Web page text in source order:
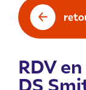
RDV
DS